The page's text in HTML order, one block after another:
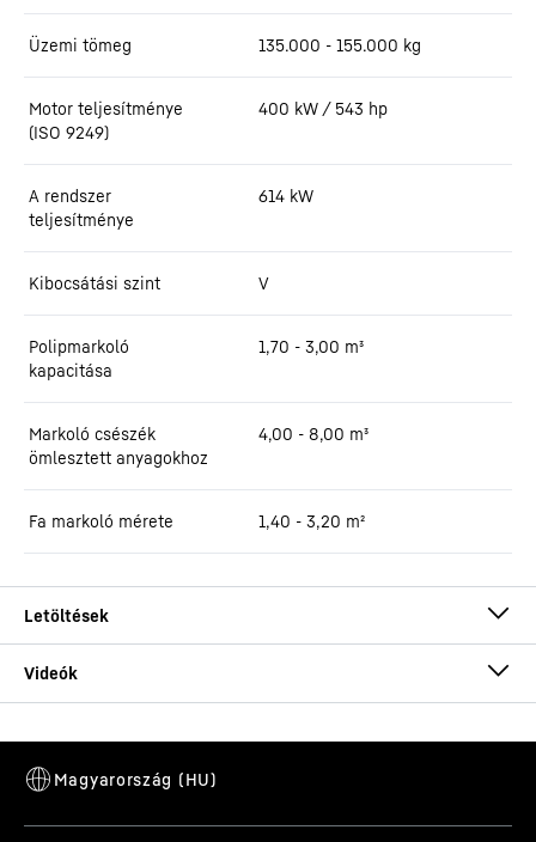
Üzemi tömeg 135.000 - 155.000 kg
Motor teljesítménye
(ISO 9249)
400 kW / 543 hp
A rendszer
teljesítménye
614 kW
Kibocsátási szint V
Polipmarkoló
kapacitása
1,70 - 3,00 m³
Markoló csészék
ömlesztett anyagokhoz
4,00 - 8,00 m³
Fa markoló mérete 1,40 - 3,20 m²
Brochure LH 150 Port Litronic
az Ön adatai – ideértve az IP-címét is – továbbításra kerülnek a